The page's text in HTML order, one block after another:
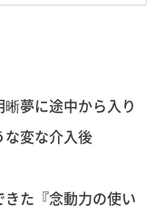
夢に途中から入り
変な介入後
た『念動力の使い